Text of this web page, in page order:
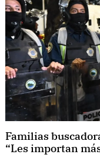
Familias
“Les importan